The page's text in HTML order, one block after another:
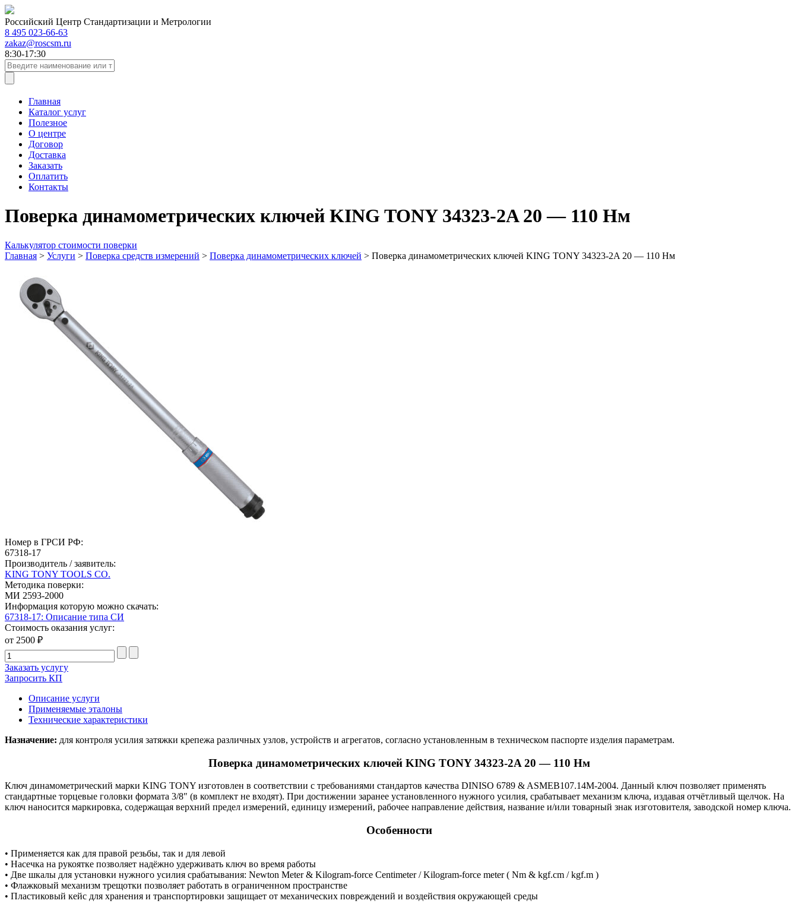
Российский Центр Стандартизации и Метрологии
8 495 023-66-63
zakaz@roscsm.ru
8:30-17:30
Главная
Каталог услуг
Полезное
О центре
Договор
Доставка
Заказать
Оплатить
Контакты
Поверка динамометрических ключей KING TONY 34323-2A 20 — 110 Нм
Калькулятор стоимости поверки
Главная > Услуги > Поверка средств измерений > Поверка динамометрических ключей > Поверка динамометрических ключей KING TONY 34323-2A 20 — 110 Нм
Номер в ГРСИ РФ:
67318-17
Производитель / заявитель:
KING TONY TOOLS CO.
Методика поверки:
МИ 2593-2000
Информация которую можно скачать:
67318-17: Описание типа СИ
Стоимость оказания услуг:
от 2500 ₽
Заказать услугу
Запросить КП
Описание услуги
Применяемые эталоны
Технические характеристики
Назначение: для контроля усилия затяжки крепежа различных узлов, устройств и агрегатов, согласно установленным в техническом паспорте изделия параметрам.
Поверка динамометрических ключей KING TONY 34323-2A 20 — 110 Нм
Ключ динамометрический марки KING TONY изготовлен в соответствии с требованиями стандартов качества DINISO 6789 & ASMEB107.14M-2004. Данный ключ позволяет применять
стандартные торцевые головки формата 3/8″ (в комплект не входят). При достижении заранее установленного нужного усилия, срабатывает механизм ключа, издавая отчётливый щелчок. На
ключ наносится маркировка, содержащая верхний предел измерений, единицу измерений, рабочее направление действия, название и/или товарный знак изготовителя, заводской номер ключа.
Особенности
• Применяется как для правой резьбы, так и для левой
• Насечка на рукоятке позволяет надёжно удерживать ключ во время работы
• Две шкалы для установки нужного усилия срабатывания: Newton Meter & Kilogram-force Centimeter / Kilogram-force meter ( Nm & kgf.cm / kgf.m )
• Флажковый механизм трещотки позволяет работать в ограниченном пространстве
• Пластиковый кейс для хранения и транспортировки защищает от механических повреждений и воздействия окружающей среды